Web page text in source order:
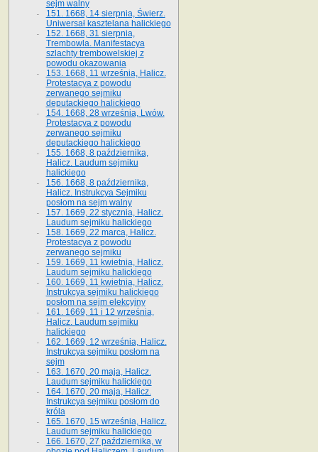
sejm walny
151. 1668, 14 sierpnia, Świerz.
Uniwersał kasztelana halickiego
152. 1668, 31 sierpnia,
Trembowla. Manifestacya
szlachty trembowelskiej z
powodu okazowania
153. 1668, 11 września, Halicz.
Protestacya z powodu
zerwanego sejmiku
deputackiego halickiego
154. 1668, 28 września, Lwów.
Protestacya z powodu
zerwanego sejmiku
deputackiego halickiego
155. 1668, 8 października,
Halicz. Laudum sejmiku
halickiego
156. 1668, 8 października,
Halicz. Instrukcya Sejmiku
posłom na sejm walny
157. 1669, 22 stycznia, Halicz.
Laudum sejmiku halickiego
158. 1669, 22 marca, Halicz.
Protestacya z powodu
zerwanego sejmiku
159. 1669, 11 kwietnia, Halicz.
Laudum sejmiku halickiego
160. 1669, 11 kwietnia, Halicz.
Instrukcya sejmiku halickiego
posłom na sejm elekcyjny
161. 1669, 11 i 12 września,
Halicz. Laudum sejmiku
halickiego
162. 1669, 12 września, Halicz.
Instrukcya sejmiku posłom na
sejm
163. 1670, 20 maja, Halicz.
Laudum sejmiku halickiego
164. 1670, 20 maja, Halicz.
Instrukcya sejmiku posłom do
króla
165. 1670, 15 września, Halicz.
Laudum sejmiku halickiego
166. 1670, 27 października, w